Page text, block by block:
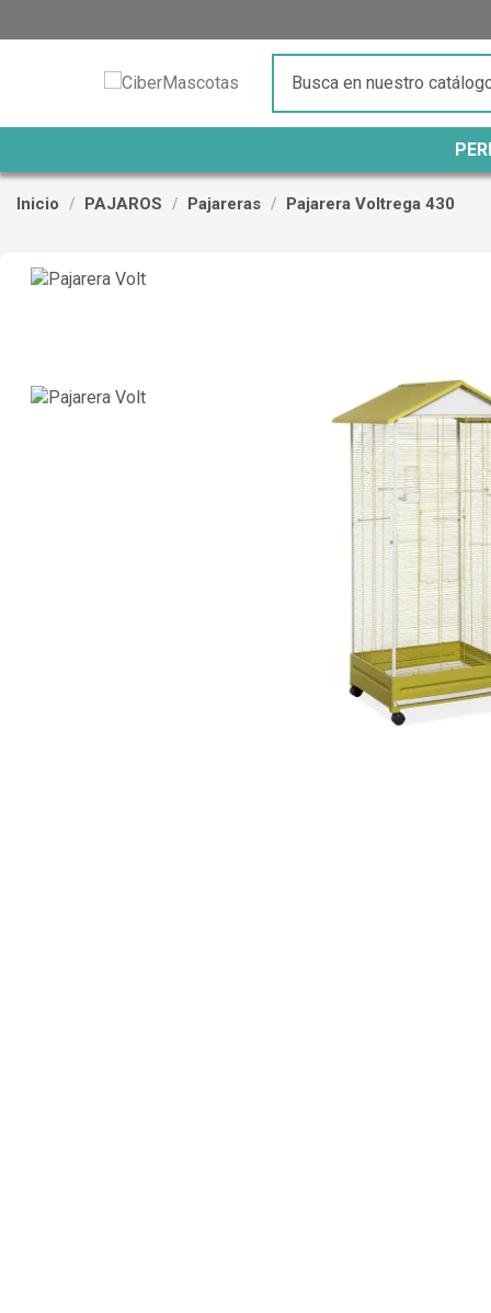
Inicio PAJAROS Pajareras Pajarera Voltrega 430